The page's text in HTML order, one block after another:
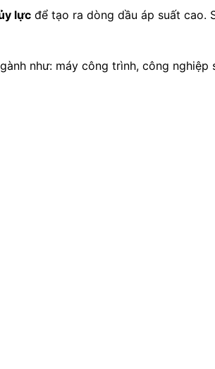
lực để tạo ra dòng dầu áp suất cao.
như: máy công trình, công